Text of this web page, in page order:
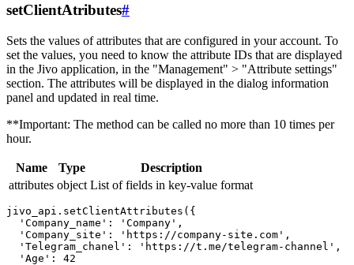
setClientAtributes#
Sets the values ​​of attributes that are configured in your account. To
set the values, you need to know the attribute IDs that are displayed
in the Jivo application, in the "Management" > "Attribute settings"
section. The attributes will be displayed in the dialog information
panel and updated in real time.
**Important: The method can be called no more than 10 times per
hour.
Name Type
Description
attributes object List of fields in key-value format
jivo_api.setClientAttributes({
  'Company_name': 'Company',
  'Company_site': 'https://company-site.com',
  'Telegram_chanel': 'https://t.me/telegram-channel',
  'Age': 42